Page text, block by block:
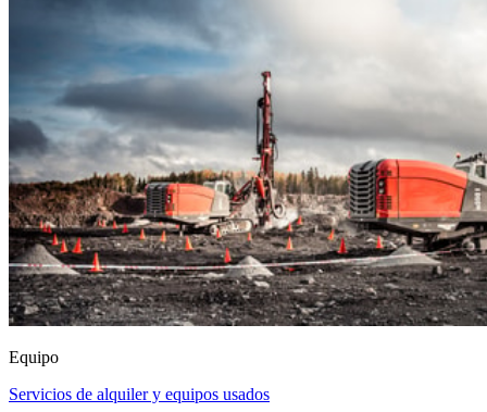
Equipo
Servicios de alquiler y equipos usados